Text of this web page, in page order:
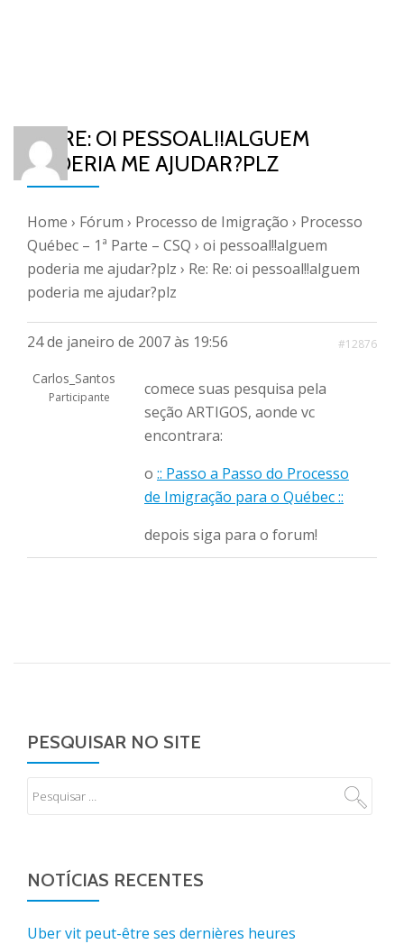
RE: RE: OI PESSOAL!!ALGUEM
PODERIA ME AJUDAR?PLZ
Home › Fórum › Processo de Imigração › Processo
Québec – 1ª Parte – CSQ › oi pessoal!!alguem
poderia me ajudar?plz › Re: Re: oi pessoal!!alguem
poderia me ajudar?plz
24 de janeiro de 2007 às 19:56 #12876
Carlos_Santos
Participante
comece suas pesquisa pela
seção ARTIGOS, aonde vc
encontrara:
o :: Passo a Passo do Processo
de Imigração para o Québec ::
depois siga para o forum!
PESQUISAR NO SITE
NOTÍCIAS RECENTES
Uber vit peut-être ses dernières heures